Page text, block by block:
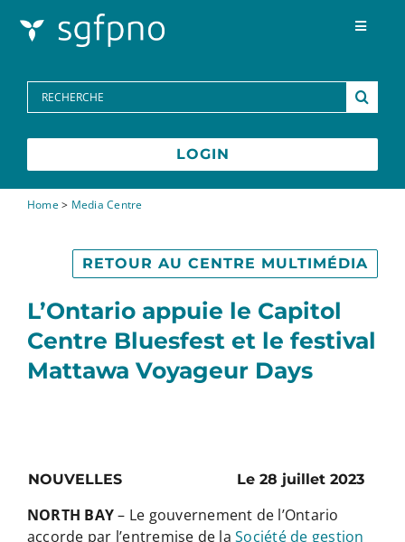
Toggle
FAQs
Contactez-nous
Search
for:
LOGIN
Home> Media Centre
L’Ontario appuie le Capitol
Centre Bluesfest et le festival
Mattawa Voyageur Days
RETOUR AU CENTRE MULTIMÉDIA
NOUVELLES Le 28 juillet 2023
NORTH BAY– Le gouvernement de l’Ontario
accorde par l’entremise de laSociété de gestion